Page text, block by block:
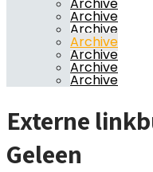
Archive
Archive
Archive
Archive
Archive
Archive
Externe
Geleen